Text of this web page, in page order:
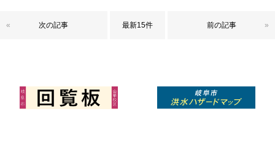
次の記事
« 最新15件 前の記事 »